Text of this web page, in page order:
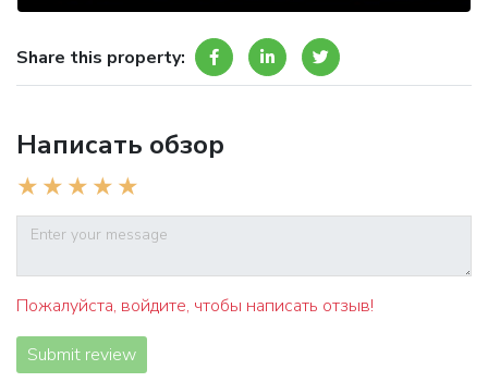
Share this property:
Написать обзор
Пожалуйста, войдите, чтобы написать отзыв!
Submit review